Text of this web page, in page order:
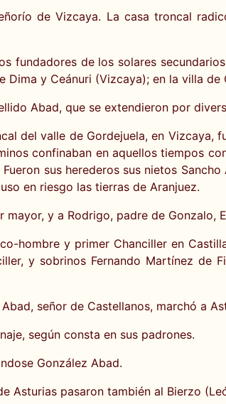
de Vizcaya. La casa troncal
fundadores de los solares
y Ceánuri (Vizcaya); en la villa
Abad, que se extendieron por
del valle de Gordejuela, en Vizcaya,
confinaban en aquellos tiempos
sus herederos sus nietos
en riesgo las tierras de Aranjuez.
y a Rodrigo, padre de Gonzalo,
hombre y primer Chanciller en
y sobrinos Fernando Martínez de
señor de Castellanos, marchó a
según consta en sus padrones.
González Abad.
Asturias pasaron también al Bierzo